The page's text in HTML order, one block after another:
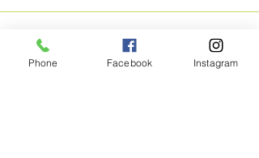
MENU POLITIQUE
Phone Facebook Instagram